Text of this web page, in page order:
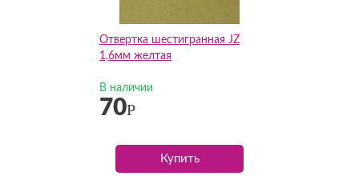
Отвертка шестигранная JZ
1,6мм желтая
В наличии
70Р
Купить